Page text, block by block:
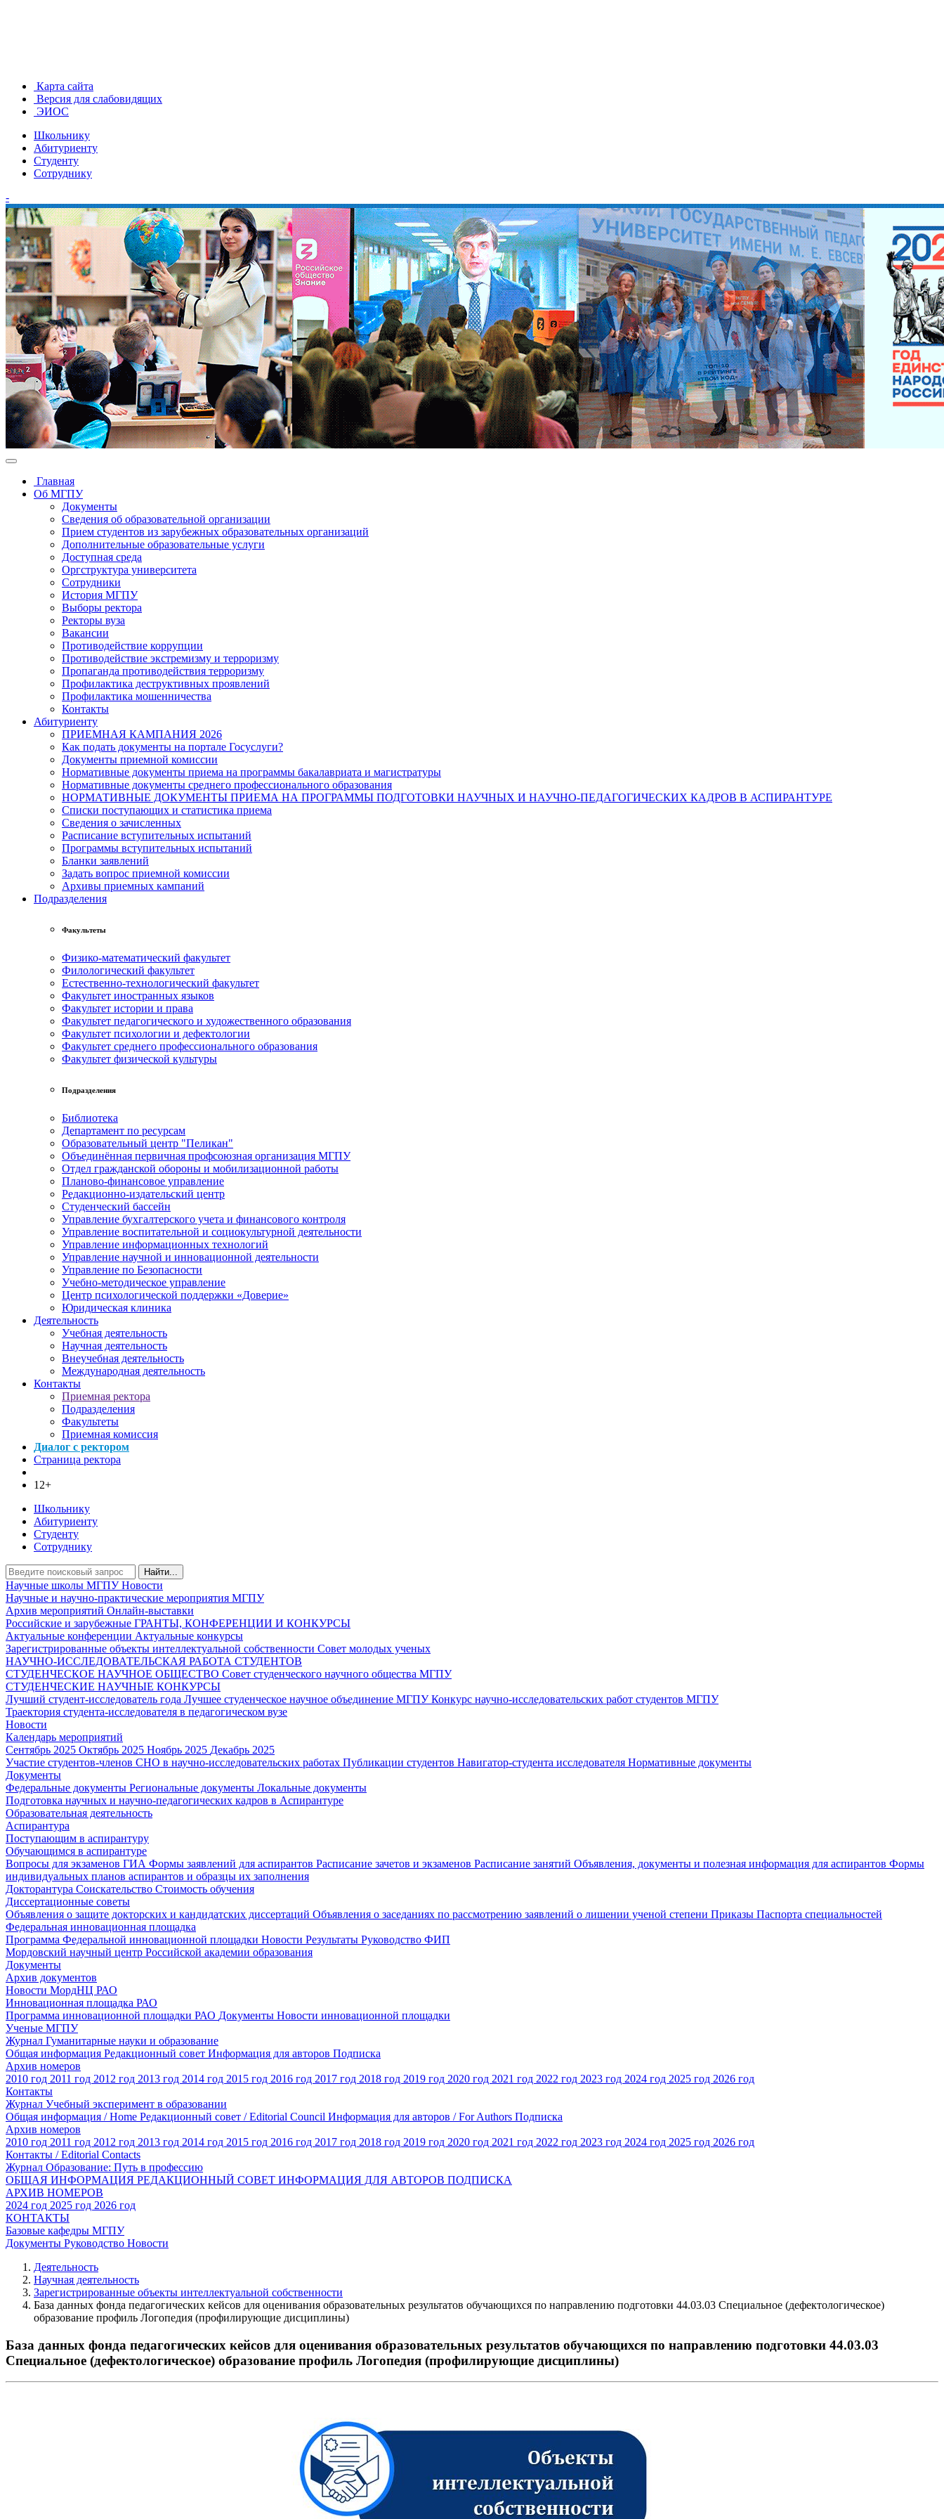
Карта сайта
Версия для слабовидящих
ЭИОС
Школьнику
Абитуриенту
Студенту
Сотруднику
-
Главная
Об МГПУ
Документы
Сведения об образовательной организации
Прием студентов из зарубежных образовательных организаций
Дополнительные образовательные услуги
Доступная среда
Оргструктура университета
Сотрудники
История МГПУ
Выборы ректора
Ректоры вуза
Вакансии
Противодействие коррупции
Противодействие экстремизму и терроризму
Пропаганда противодействия терроризму
Профилактика деструктивных проявлений
Профилактика мошенничества
Контакты
Абитуриенту
ПРИЕМНАЯ КАМПАНИЯ 2026
Как подать документы на портале Госуслуги?
Документы приемной комиссии
Нормативные документы приема на программы бакалавриата и магистратуры
Нормативные документы среднего профессионального образования
НОРМАТИВНЫЕ ДОКУМЕНТЫ ПРИЕМА НА ПРОГРАММЫ ПОДГОТОВКИ НАУЧНЫХ И НАУЧНО-ПЕДАГОГИЧЕСКИХ КАДРОВ В АСПИРАНТУРЕ
Списки поступающих и статистика приема
Сведения о зачисленных
Расписание вступительных испытаний
Программы вступительных испытаний
Бланки заявлений
Задать вопрос приемной комиссии
Архивы приемных кампаний
Подразделения
Факультеты
Физико-математический факультет
Филологический факультет
Естественно-технологический факультет
Факультет иностранных языков
Факультет истории и права
Факультет педагогического и художественного образования
Факультет психологии и дефектологии
Факультет среднего профессионального образования
Факультет физической культуры
Подразделения
Библиотека
Департамент по ресурсам
Образовательный центр "Пеликан"
Объединённая первичная профсоюзная организация МГПУ
Отдел гражданской обороны и мобилизационной работы
Планово-финансовое управление
Редакционно-издательский центр
Студенческий бассейн
Управление бухгалтерского учета и финансового контроля
Управление воспитательной и социокультурной деятельности
Управление информационных технологий
Управление научной и инновационной деятельности
Управление по Безопасности
Учебно-методическое управление
Центр психологической поддержки «Доверие»
Юридическая клиника
Деятельность
Учебная деятельность
Научная деятельность
Внеучебная деятельность
Международная деятельность
Контакты
Приемная ректора
Подразделения
Факультеты
Приемная комиссия
Диалог с ректором
Страница ректора
12+
Школьнику
Абитуриенту
Студенту
Сотруднику
Найти...
Научные школы МГПУНовости
Научные и научно-практические мероприятия МГПУ
Архив мероприятий Онлайн-выставки
Российские и зарубежные ГРАНТЫ, КОНФЕРЕНЦИИ И КОНКУРСЫ
Актуальные конференции Актуальные конкурсы
Зарегистрированные объекты интеллектуальной собственности Совет молодых ученых
НАУЧНО-ИССЛЕДОВАТЕЛЬСКАЯ РАБОТА СТУДЕНТОВ
СТУДЕНЧЕСКОЕ НАУЧНОЕ ОБЩЕСТВО Совет студенческого научного общества МГПУ
СТУДЕНЧЕСКИЕ НАУЧНЫЕ КОНКУРСЫ
Лучший студент-исследователь года Лучшее студенческое научное объединение МГПУКонкурс научно-исследовательских работ студентов МГПУ
Траектория студента-исследователя в педагогическом вузе
Новости
Календарь мероприятий
Сентябрь 2025 Октябрь 2025 Ноябрь 2025 Декабрь 2025
Участие студентов-членов СНО в научно-исследовательских работах Публикации студентов Навигатор-студента исследователя Нормативные документы
Документы
Федеральные документы Региональные документы Локальные документы
Подготовка научных и научно-педагогических кадров в Аспирантуре
Образовательная деятельность
Аспирантура
Поступающим в аспирантуру
Обучающимся в аспирантуре
Вопросы для экзаменов ГИА Формы заявлений для аспирантов Расписание зачетов и экзаменов Расписание занятий Объявления, документы и полезная информация для аспирантов Формы
индивидуальных планов аспирантов и образцы их заполнения
Докторантура Соискательство Стоимость обучения
Диссертационные советы
Объявления о защите докторских и кандидатских диссертаций Объявления о заседаниях по рассмотрению заявлений о лишении ученой степени Приказы Паспорта специальностей
Федеральная инновационная площадка
Программа Федеральной инновационной площадки Новости Результаты Руководство ФИП
Мордовский научный центр Российской академии образования
Документы
Архив документов
Новости МордНЦ РАО
Инновационная площадка РАО
Программа инновационной площадки РАО Документы Новости инновационной площадки
Ученые МГПУ
Журнал Гуманитарные науки и образование
Общая информация Редакционный совет Информация для авторов Подписка
Архив номеров
2010 год 2011 год 2012 год 2013 год 2014 год 2015 год 2016 год 2017 год 2018 год 2019 год 2020 год 2021 год 2022 год 2023 год 2024 год 2025 год 2026 год
Контакты
Журнал Учебный эксперимент в образовании
Общая информация / Home Редакционный совет / Editorial Council Информация для авторов / For Authors Подписка
Архив номеров
2010 год 2011 год 2012 год 2013 год 2014 год 2015 год 2016 год 2017 год 2018 год 2019 год 2020 год 2021 год 2022 год 2023 год 2024 год 2025 год 2026 год
Контакты / Editorial Contacts
Журнал Образование: Путь в профессию
ОБЩАЯ ИНФОРМАЦИЯ РЕДАКЦИОННЫЙ СОВЕТ ИНФОРМАЦИЯ ДЛЯ АВТОРОВ ПОДПИСКА
АРХИВ НОМЕРОВ
2024 год 2025 год 2026 год
КОНТАКТЫ
Базовые кафедры МГПУ
Документы Руководство Новости
Деятельность
Научная деятельность
Зарегистрированные объекты интеллектуальной собственности
База данных фонда педагогических кейсов для оценивания образовательных результатов обучающихся по направлению подготовки 44.03.03 Специальное (дефектологическое)
образование профиль Логопедия (профилирующие дисциплины)
База данных фонда педагогических кейсов для оценивания образовательных результатов обучающихся по направлению подготовки 44.03.03
Специальное (дефектологическое) образование профиль Логопедия (профилирующие дисциплины)